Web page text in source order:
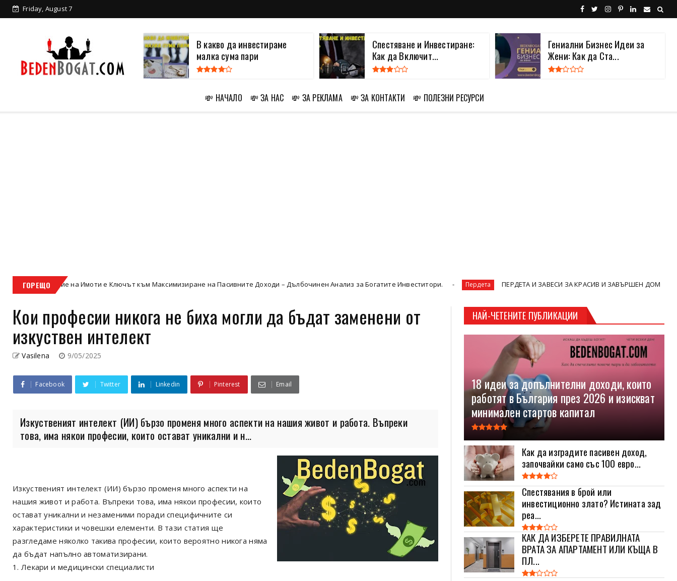
Friday, August 7
Как да изкарам пари за 1 час
В какво да инвестираме
малка сума пари
Спестяване и Инвестиране:
Как да Включит...
Гениални Бизнес Идеи за
Жени: Как да Ста...
💸 НАЧАЛО 💸 ЗА НАС 💸 ЗА РЕКЛАМА 💸 ЗА КОНТАКТИ 💸 ПОЛЕЗНИ РЕСУРСИ
ГОРЕЩО
на Имоти е Ключът към Максимизиране на Пасивните Доходи – Дълбочинен Анализ за Богатите Инвеститори. Пердета ПЕРДЕТА И ЗАВЕСИ ЗА КРАСИВ И ЗАВЪРШЕН ДОМ ETF
Кои професии никога не биха могли да бъдат заменени от
изкуствен интелект
Vasilena 9/05/2025
Facebook Twitter Linkedin Pinterest Email
Изкуственият интелект (ИИ) бързо променя много аспекти на нашия живот и работа. Въпреки
това, има някои професии, които остават уникални и н...
Изкуственият интелект (ИИ) бързо променя много аспекти на
нашия живот и работа. Въпреки това, има някои професии, които
остават уникални и незаменими поради специфичните си
характеристики и човешки елементи. В тази статия ще
разгледаме няколко такива професии, които вероятно никога няма
да бъдат напълно автоматизирани.
1. Лекари и медицински специалисти
НАЙ-ЧЕТЕНИТЕ ПУБЛИКАЦИИ
18 идеи за допълнителни доходи, които
работят в България през 2026 и изискват
минимален стартов капитал
Как да изградите пасивен доход,
започвайки само със 100 евро...
Спестявания в брой или
инвестиционно злато? Истината зад
реа...
КАК ДА ИЗБЕРЕТЕ ПРАВИЛНАТА
ВРАТА ЗА АПАРТАМЕНТ ИЛИ КЪЩА В
ПЛ...